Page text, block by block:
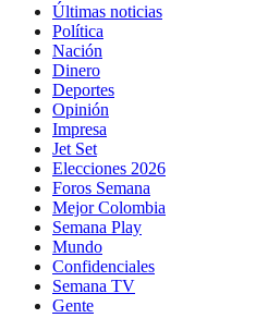
Últimas noticias
Política
Nación
Dinero
Deportes
Opinión
Impresa
Jet Set
Elecciones 2026
Foros Semana
Mejor Colombia
Semana Play
Mundo
Confidenciales
Semana TV
Gente